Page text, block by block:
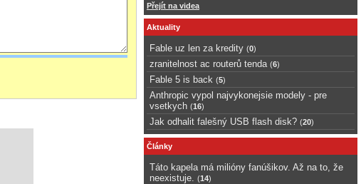
Přejít na videa
Aktuality
Fable uz len za kredity (0)
zranitelnost ac routerů tenda (6)
Fable 5 is back (5)
Anthropic vypol najvykonejsie modely - pre
vsetkych (16)
Jak odhalit falešný USB flash disk? (20)
Články
Táto kapela má milióny fanúšikov. Až na to, že
neexistuje.
(14)